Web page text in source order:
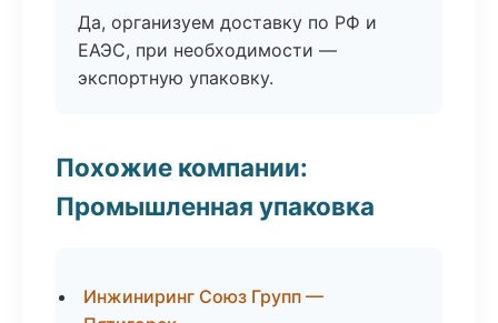
Да, организуем доставку по РФ и
ЕАЭС, при необходимости —
экспортную упаковку.
Похожие компании:
Промышленная упаковка
Инжиниринг Союз Групп —